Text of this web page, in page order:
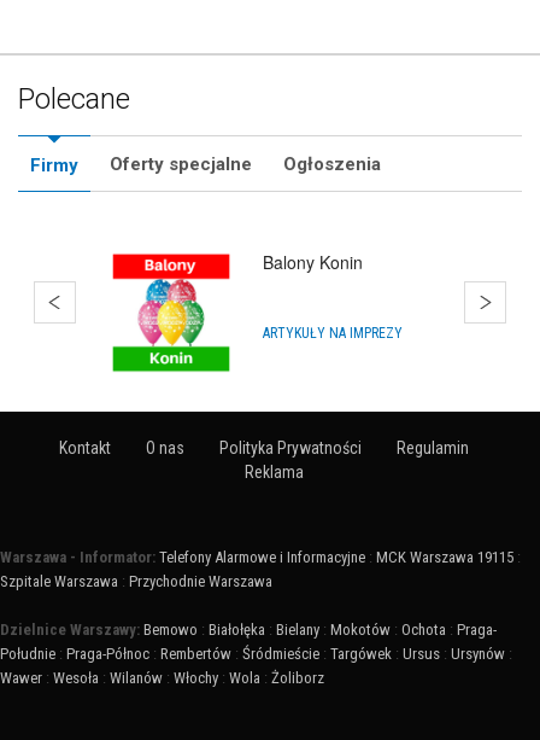
Polecane
Firmy Oferty specjalne Ogłoszenia
Balony Konin
ARTYKUŁY NA IMPREZY
Kontakt O nas Polityka Prywatności
Regulamin
Reklama
Warszawa - Informator: Telefony Alarmowe i Informacyjne : MCK Warszawa 19115 :
Szpitale Warszawa : Przychodnie Warszawa
Dzielnice Warszawy: Bemowo : Białołęka : Bielany : Mokotów : Ochota : Praga-
Południe : Praga-Północ : Rembertów : Śródmieście : Targówek : Ursus : Ursynów :
Wawer : Wesoła : Wilanów : Włochy : Wola : Żoliborz